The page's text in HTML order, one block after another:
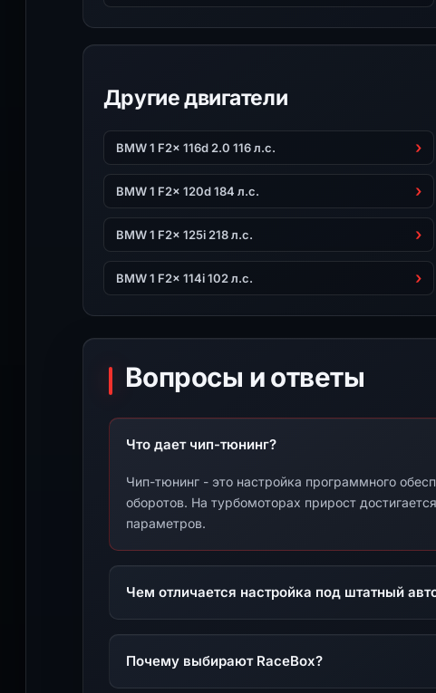
Другие двигатели
BMW 1 F2x 116d 2.0 116 л.с.
BMW 1 F2x 120d 184 л.с.
BMW 1 F2x 125i 218 л.с.
BMW 1 F2x 114i 102 л.с.
Вопросы и ответы
Что дает чип-тюнинг?
Чип-тюнинг - это настройка программного
оборотов. На турбомоторах прирост
параметров.
Чем отличается настройка под штатный
Почему выбирают RaceBox?